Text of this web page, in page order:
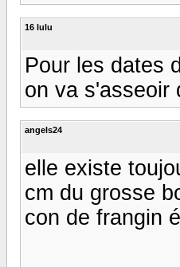
16 lulu
Pour les dates
on va s'asseoir
angels24
elle existe
cm du grosse
con de frangin